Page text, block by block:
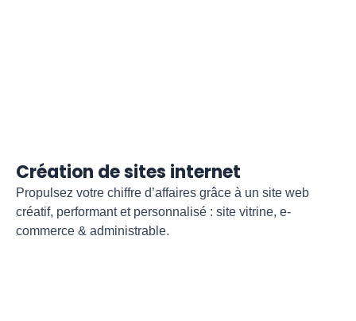
Création de sites internet
Propulsez votre chiffre d’affaires grâce à un site web
créatif, performant et personnalisé : site vitrine, e-
commerce & administrable.